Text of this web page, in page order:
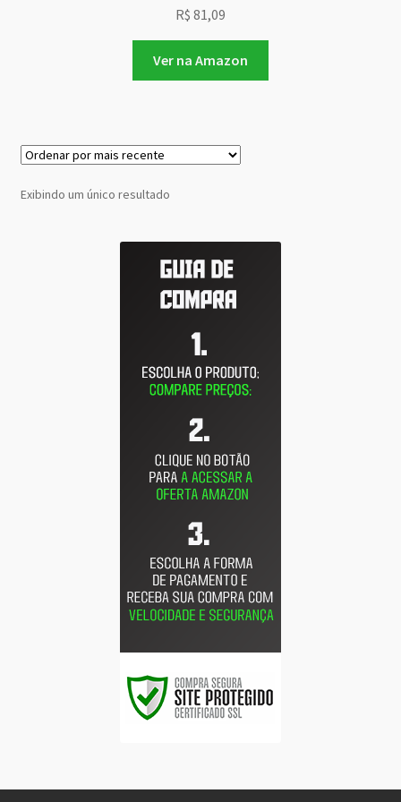
R$ 81,09
Ver na Amazon
Exibindo um único resultado